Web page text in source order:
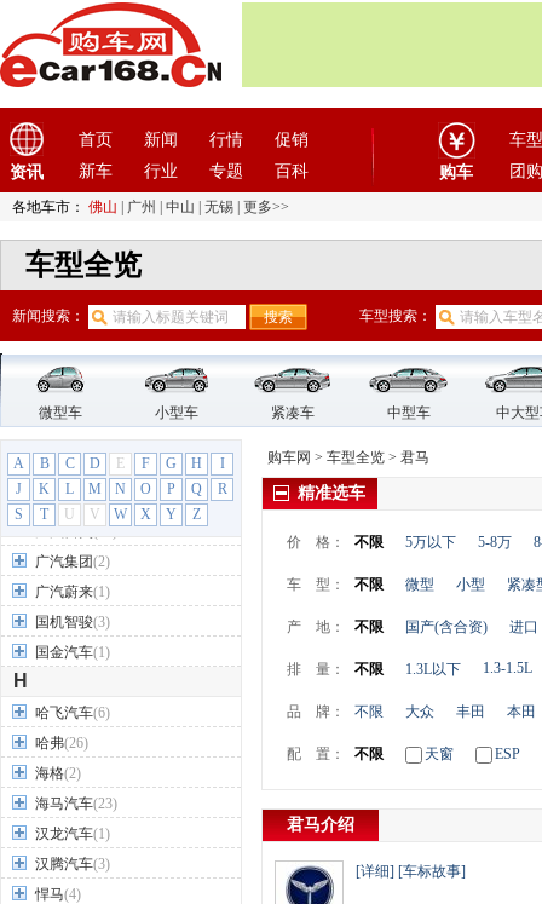
资讯
首页 新闻 行情
促销
新车
行业 专题 百科 购车
车型
团购
各地车市： 佛山 广州 中山 无锡 更多>>
车型全览
新闻搜索： 车型搜索：
微型车 小型车 紧凑车 中型车 中大
A B C D E F G H
I
J
K L M N O P Q
R
S
T U V W X Y Z
东风奕派(1)
东南 (12)
F
法拉利(10)
方程豹 (1)
飞凡汽车(1)
菲亚特
(9)
枫叶汽车(2)
福迪(4)
福汽启腾(3)
福田汽车
观致(3)
广汽传祺(19)
广汽吉奥(16)
广汽集团(2)
广汽蔚来(1)
国机智骏(3)
国金汽车(1)
H
哈飞汽车(6)
哈弗(26)
海格(2)
海马汽车(23)
汉龙汽车(1)
汉腾汽车(3)
悍马(4)
购车网 > 车型全览 > 君马
精准选车
价 格： 不限 5万以下 5-8万
车 型： 不限 微型 小型 紧凑
产 地： 不限 国产(含合资) 进口
排 量： 不限 1.3L以下 1.3-1.5L
品 牌： 不限 大众 丰田 本田
配 置： 不限 天窗 ESP
君马介绍
[详细] [车标故事]